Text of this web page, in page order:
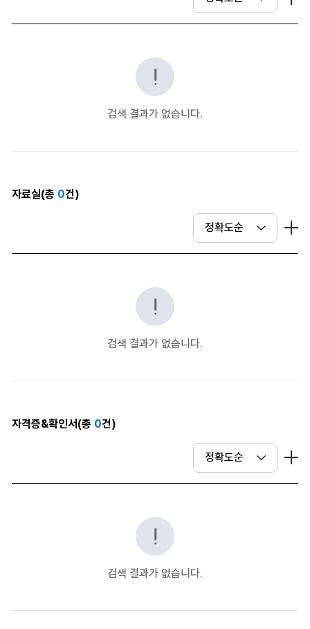
검색 결과가 없습니다.
자료실(총 0건)
검색 결과가 없습니다.
자격증&확인서(총 0건)
검색 결과가 없습니다.